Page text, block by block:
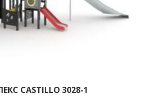
CASTILLO 3028-1